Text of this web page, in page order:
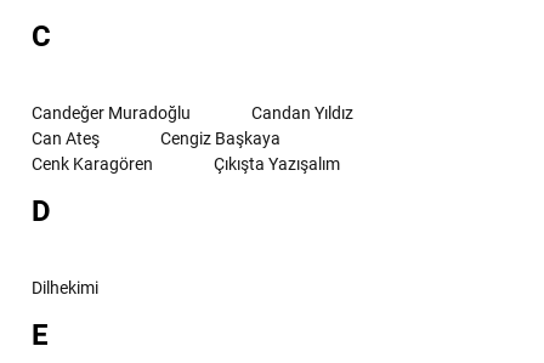
C
Candeğer Muradoğlu
Candan Yıldız
Can Ateş
Cengiz Başkaya
Cenk Karagören
Çıkışta Yazışalım
D
Dilhekimi
E